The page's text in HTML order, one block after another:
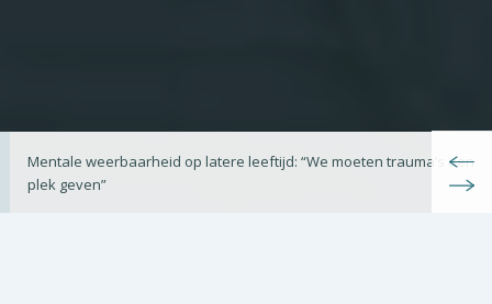
Mentale weerbaarheid op latere leeftijd: “We moeten trauma’s een
plek geven”